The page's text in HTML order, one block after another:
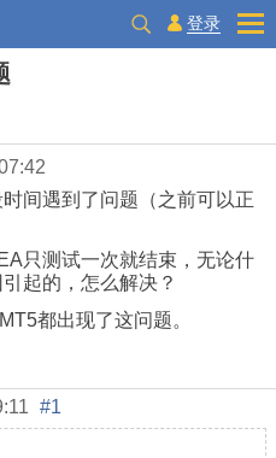
登录
间遇到了问题（之前可以正
只测试一次就结束，无论什
起的，怎么解决？
都出现了这问题。
#1